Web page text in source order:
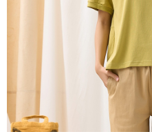
※ 交易是否成功請以「AFTEE先享
是否繳費成功／繳費後需取消欲退
https://
１．透過由恩沛科技股份有限公司
易，需依本服務之必要範圍內提供
權轉讓予恩沛科技股份有限公司。
２．關於個人資料處理事宜，請瀏覽
https://aftee.tw/terms/#terms3
３．未成年的使用者請事先徵得法
每筆NT$60，滿NT$2,000(含以
黑貓宅急便(包裹尺寸60cm以下)
每筆NT$100，滿NT$2,000(含
黑貓宅急便(包裹尺寸90cm以下)
每筆NT$140，滿NT$2,000(含以